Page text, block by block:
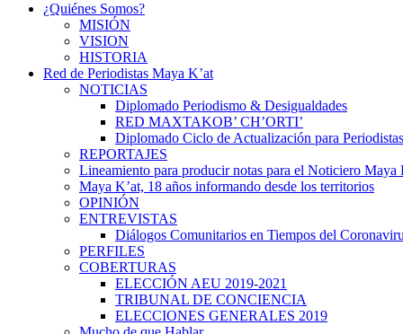
¿Quiénes Somos?
MISIÓN
VISION
HISTORIA
Red de Periodistas Maya K’at
NOTICIAS
Diplomado Periodismo & Desigualdades
RED MAXTAKOB’ CH’ORTI’
Diplomado Ciclo de Actualización para Periodistas
REPORTAJES
Lineamiento para producir notas para el Noticiero Maya
Maya K’at, 18 años informando desde los territorios
OPINIÓN
ENTREVISTAS
Diálogos Comunitarios en Tiempos del
PERFILES
COBERTURAS
ELECCIÓN AEU 2019-2021
TRIBUNAL DE CONCIENCIA
ELECCIONES GENERALES 2019